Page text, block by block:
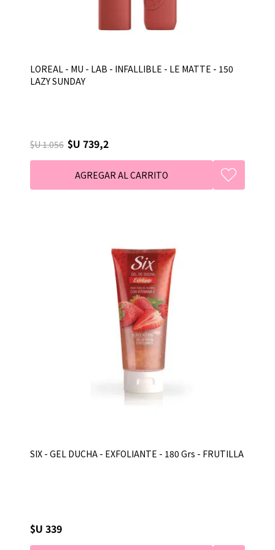
LOREAL - MU - LAB - INFALLIBLE - LE MATTE - 150
LAZY SUNDAY
$U 1.056 $U 739,2
SIX - GEL DUCHA - EXFOLIANTE - 180 Grs - FRUTILLA
$U 339